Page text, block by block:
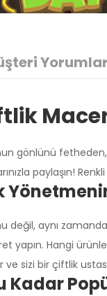
gönlünü fetheden,
paylaşın!
değil, aynı zamanda
yapın. Hangi
ve sizi bir çiftlik
Kadar